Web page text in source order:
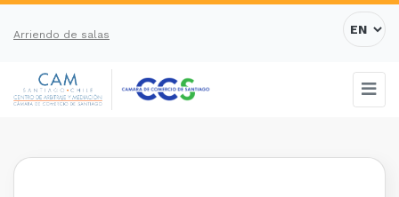
Arriendo de salas